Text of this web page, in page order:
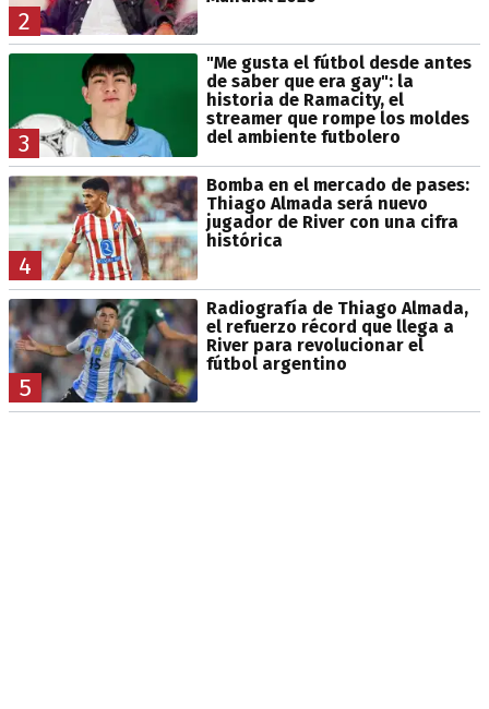
2
3
"Me gusta el fútbol desde antes
de saber que era gay": la
historia de Ramacity, el
streamer que rompe los moldes
del ambiente futbolero
4
Bomba en el mercado de pases:
Thiago Almada será nuevo
jugador de River con una cifra
histórica
5
Radiografía de Thiago Almada,
el refuerzo récord que llega a
River para revolucionar el
fútbol argentino